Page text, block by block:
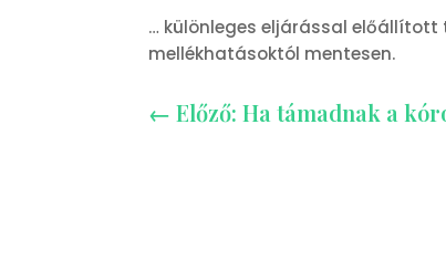
… különleges eljárással
mellékhatásoktól mentesen.
←Előző: Ha támadnak a